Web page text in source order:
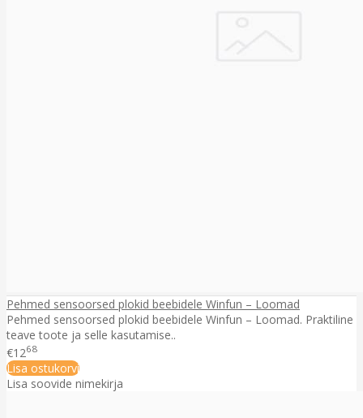
Pehmed sensoorsed plokid beebidele Winfun – Loomad
Pehmed sensoorsed plokid beebidele Winfun – Loomad. Praktiline
teave toote ja selle kasutamise..
€1268
Lisa ostukorvi
Lisa soovide nimekirja